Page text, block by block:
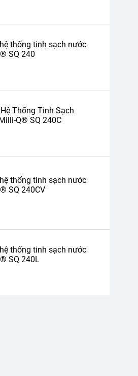
thống tinh sạch nước
SQ 240
Thống Tinh Sạch
Q® SQ 240C
thống tinh sạch nước
SQ 240CV
thống tinh sạch nước
SQ 240L